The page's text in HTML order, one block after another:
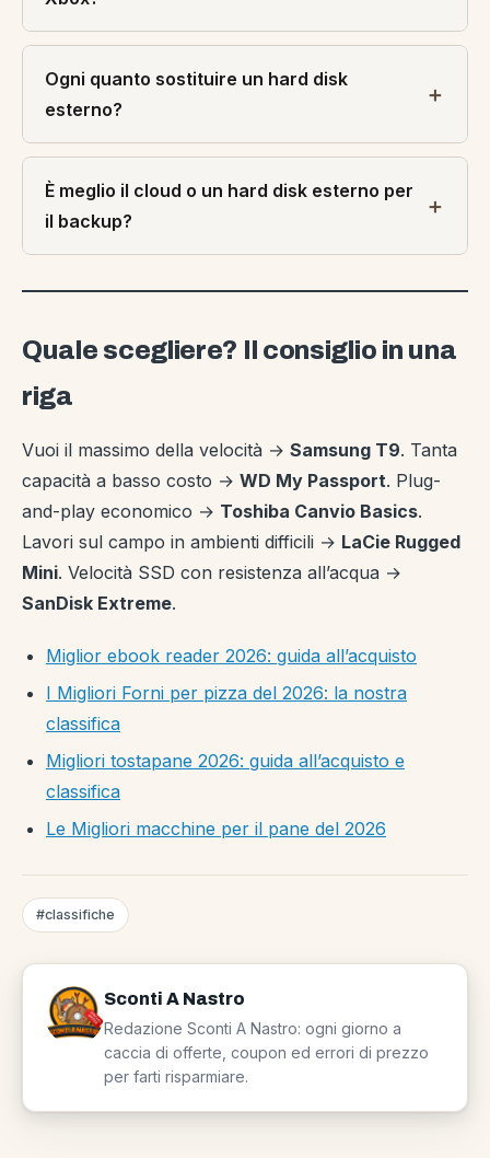
Ogni quanto sostituire un hard disk
esterno?
È meglio il cloud o un hard disk esterno per
il backup?
Quale scegliere? Il consiglio in una
riga
Vuoi il massimo della velocità → Samsung T9. Tanta
capacità a basso costo → WD My Passport. Plug-
and-play economico → Toshiba Canvio Basics.
Lavori sul campo in ambienti difficili → LaCie Rugged
Mini. Velocità SSD con resistenza all’acqua →
SanDisk Extreme.
Miglior ebook reader 2026: guida all’acquisto
I Migliori Forni per pizza del 2026: la nostra
classifica
Migliori tostapane 2026: guida all’acquisto e
classifica
Le Migliori macchine per il pane del 2026
#classifiche
Sconti A Nastro
Redazione Sconti A Nastro: ogni giorno a
caccia di offerte, coupon ed errori di prezzo
per farti risparmiare.